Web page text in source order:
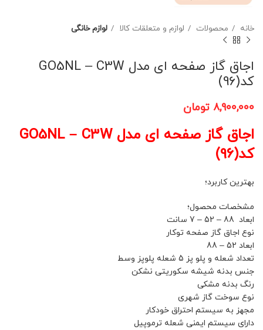
خانه محصولات لوازم و متعلقات کالا لوازم خانگی
کد(96)
۸,۹۰۰,۰۰۰ تومان
کد(96)
بهترین کاربرد؛
مشخصات محصول؛
ابعاد 88 – 52 – 7 سانت
نوع اجاق گاز صفحه توکار
ابعاد 52 – 88
تعداد شعله و پلو پز 5 شعله پلوپز وسط
جنس بدنه شیشه سکوریتی نشکن
رنگ بدنه مشکی
نوع سوخت گاز شهری
مجهز به سیستم احتراق خودکار
دارای سیستم ایمنی شعله ترموپیل